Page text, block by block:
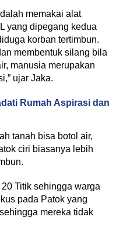
memakai alat
yang dipegang kedua
korban tertimbun.
membentuk silang bila
manusia merupakan
ujar Jaka.
Rumah Aspirasi dan
tanah bisa botol air,
ciri biasanya lebih
Titik sehingga warga
pada Patok yang
mereka tidak